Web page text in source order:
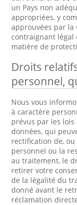
un Pays non
appropriées, y
approuvées par la
contraignant légal
matière de
Droits
personnel,
Nous vous
à caractère
prévus par les
données, qui
rectification de, ou
personnel ou la
au traitement, le
retirer votre
de la légalité du
donné avant le
réclamation